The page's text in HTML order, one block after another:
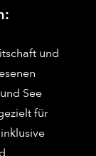
und
See
für